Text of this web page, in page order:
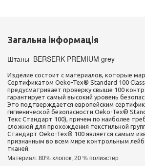
Загальна інформація
Штаны BERSERK PREMIUM grey
Изделие состоит с материалов, которые
Сертификатом Oeko-Tex® Standard 100
предусматривает проверку свыше 100
гарантирует самый высокий уровень
Это подтверждается европейским
гигиенической безопасности Oeko-Tex®
Текс Стандарт 100), причем по наиболее
сложной для прохождения текстильной
Стандарт Oeko-Tex® 100 является самым
признанным во всем мире контрольным
тканей.
Материал: 80% хлопок, 20 % полиэстер